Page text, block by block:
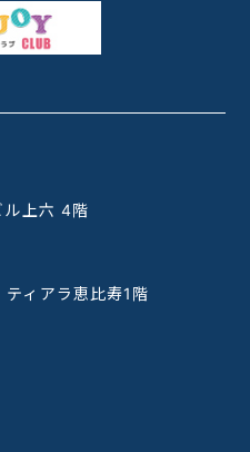
上六 4階
ィアラ恵比寿1階